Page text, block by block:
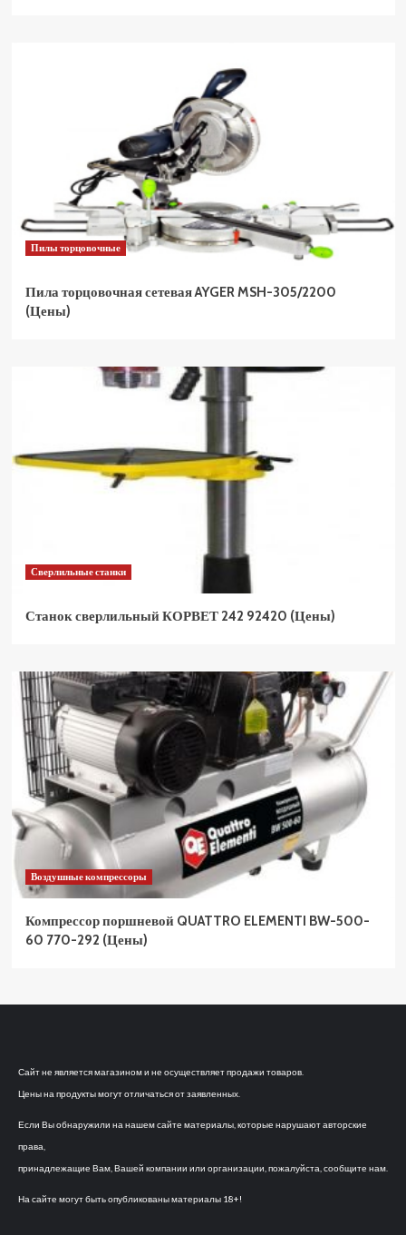
Пилы торцовочные
Пила торцовочная сетевая AYGER MSH-305/2200
(Цены)
Сверлильные станки
Станок сверлильный КОРВЕТ 242 92420 (Цены)
Воздушные компрессоры
Компрессор поршневой QUATTRO ELEMENTI BW-500-
60 770-292 (Цены)
Сайт не является магазином и не осуществляет продажи товаров.
Цены на продукты могут отличаться от заявленных.
Если Вы обнаружили на нашем сайте материалы, которые нарушают авторские
права,
принадлежащие Вам, Вашей компании или организации, пожалуйста, сообщите нам.
На сайте могут быть опубликованы материалы 18+!